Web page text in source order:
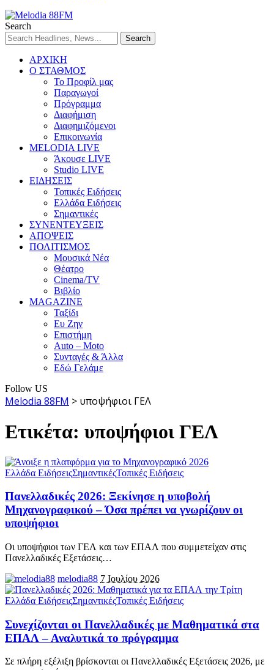
Search
ΑΡΧΙΚΗ
Ο ΣΤΑΘΜΟΣ
Το Προφίλ μας
Παραγωγοί
Πρόγραμμα
Διαφήμιση
Διαφημιζόμενοι
Επικοινωνία
MELODIA LIVE
Άκουσε LIVE
Studio LIVE
ΕΙΔΗΣΕΙΣ
Τοπικές Ειδήσεις
Ελλάδα Ειδήσεις
Σημαντικές
ΣΥΝΕΝΤΕΥΞΕΙΣ
ΑΠΟΨΕΙΣ
ΠΟΛΙΤΙΣΜΟΣ
Μουσικά Νέα
Θέατρο
Cinema/TV
Βιβλίο
MAGAZINE
Ταξίδι
Ευ Ζην
Επιστήμη
Auto – Moto
Συνταγές & Άλλα
Εδώ Γελάμε
Follow US
Melodia 88FM > υποψήφιοι ΓΕΛ
Ετικέτα: υποψήφιοι ΓΕΛ
Ελλάδα ΕιδήσειςΣημαντικέςΤοπικές Ειδήσεις
Πανελλαδικές 2026: Ξεκίνησε η υποβολή
Μηχανογραφικού – Όσα πρέπει να γνωρίζουν οι
υποψήφιοι
Οι υποψήφιοι των ΓΕΛ και των ΕΠΑΛ που συμμετείχαν στις
Πανελλαδικές Εξετάσεις…
melodia88 7 Ιουλίου 2026
Ελλάδα ΕιδήσειςΣημαντικέςΤοπικές Ειδήσεις
Συνεχίζονται οι Πανελλαδικές με Μαθηματικά στα
ΕΠΑΛ – Αναλυτικά το πρόγραμμα
Σε πλήρη εξέλιξη βρίσκονται οι Πανελλαδικές Εξετάσεις 2026, με